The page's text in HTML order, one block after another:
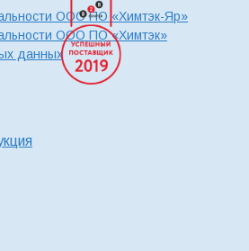
ООО ПО «Химтэк-Яр»
ООО ПО «Химтэк»
данных